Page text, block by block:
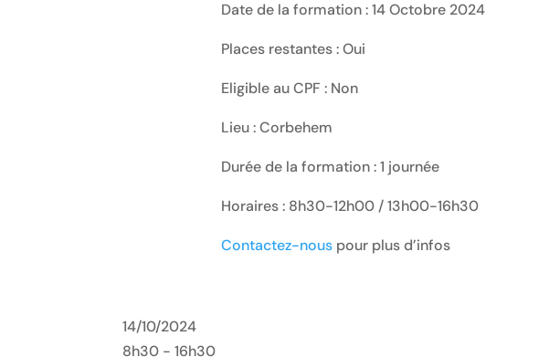
Date de la formation : 14 Octobre 2024
Places restantes : Oui
Eligible au CPF : Non
Lieu : Corbehem
Durée de la formation : 1 journée
Horaires : 8h30-12h00 / 13h00-16h30
Contactez-nouspour plus d’infos
14/10/2024
8h30 - 16h30